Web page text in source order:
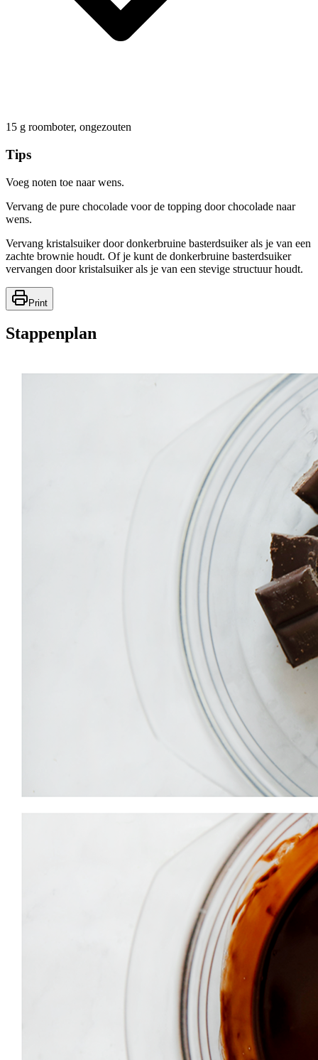
15 g roomboter, ongezouten
Tips
Voeg noten toe naar wens.
Vervang de pure chocolade voor de topping door chocolade naar
wens.
Vervang kristalsuiker door donkerbruine basterdsuiker als je van een
zachte brownie houdt. Of je kunt de donkerbruine basterdsuiker
vervangen door kristalsuiker als je van een stevige structuur houdt.
Print
Stappenplan